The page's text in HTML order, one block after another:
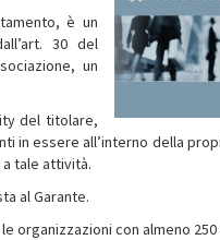
è un
30 del
un
del titolare,
in essere all’interno della
tale attività.
al Garante.
organizzazioni con almeno